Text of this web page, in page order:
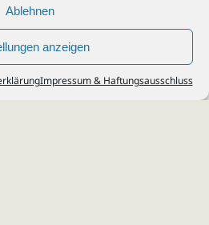
Ablehnen
anzeigen
Impressum & Haftungsausschluss
- Steuerberatung Poll, Porz, Deutz, Mülheim,